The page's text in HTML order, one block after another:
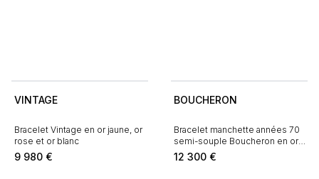
VINTAGE
Bracelet Vintage en or jaune, or
rose et or blanc
9 980 €
BOUCHERON
Bracelet manchette années 70
semi-souple Boucheron en or
jaune
12 300 €